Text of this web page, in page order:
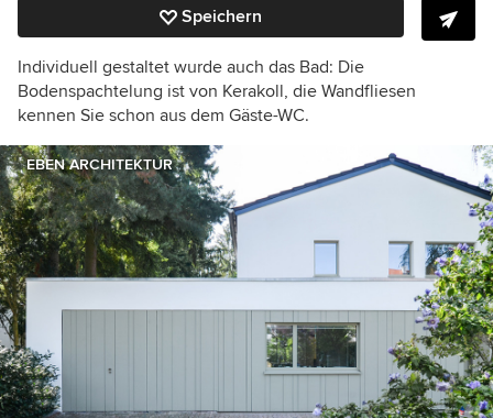
Speichern
Individuell gestaltet wurde auch das Bad: Die
Bodenspachtelung ist von Kerakoll, die Wandfliesen
kennen Sie schon aus dem Gäste-WC.
EBEN ARCHITEKTUR